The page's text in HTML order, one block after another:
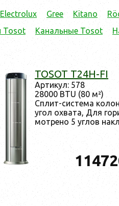
Electrolux Gree Kitano
Tosot
Канальные Tosot
TOSOT T24H-FI
Ар­ти­кул: 578
28000 BTU (80 м²)
Сплит-сис­те­ма
угол ох­ва­та, Для
мотре­но 5 уг­лов